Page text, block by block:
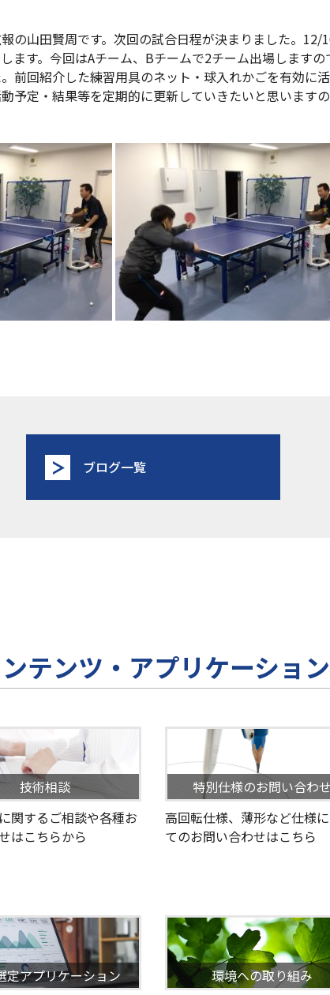
の山田賢周です。次回の試合日程が決まりました。12/
ます。今回はAチーム、Bチームで2チーム出場します
前回紹介した練習用具のネット・球入れかごを有効に
予定・結果等を定期的に更新していきたいと思います
ブログ一覧
テンツ・アプリケーション
技術相談
関するご相談や各種お
はこちらから
特別仕様のお問い合わ
高回転仕様、薄形など仕様
てのお問い合わせはこちら
定アプリケーション
環境への取り組み